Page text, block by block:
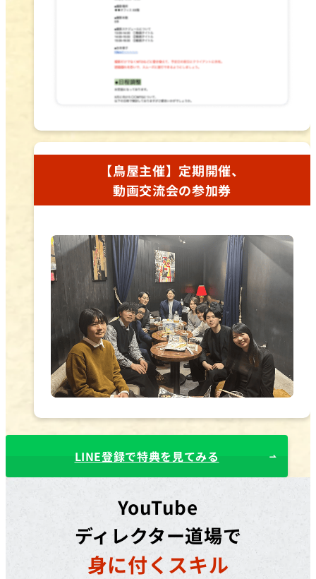
【鳥屋主催】定期開催、
動画交流会の参加券
LINE登録で特典を見てみる
YouTube
ディレクター道場で
身に付くスキル